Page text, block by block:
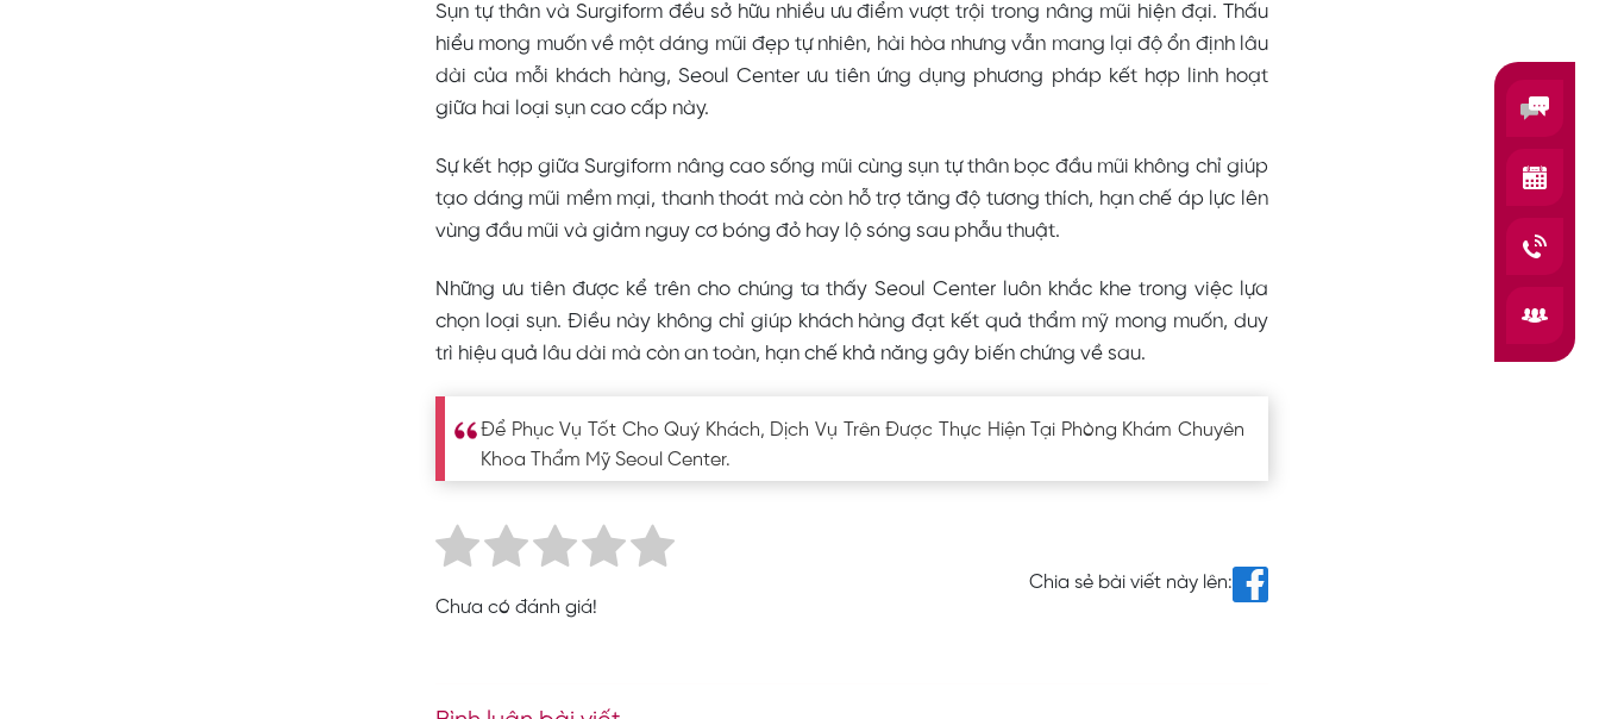
Sụn tự thân và Surgiform đều sở hữu nhiều ưu điểm vượt trội trong nâng mũi hiện đại. Thấu
hiểu mong muốn về một dáng mũi đẹp tự nhiên, hài hòa nhưng vẫn mang lại độ ổn định lâu
dài của mỗi khách hàng, Seoul Center ưu tiên ứng dụng phương pháp kết hợp linh hoạt
giữa hai loại sụn cao cấp này.
Sự kết hợp giữa Surgiform nâng cao sống mũi cùng sụn tự thân bọc đầu mũi không chỉ giúp
tạo dáng mũi mềm mại, thanh thoát mà còn hỗ trợ tăng độ tương thích, hạn chế áp lực lên
vùng đầu mũi và giảm nguy cơ bóng đỏ hay lộ sóng sau phẫu thuật.
Những ưu tiên được kể trên cho chúng ta thấy Seoul Center luôn khắc khe trong việc lựa
chọn loại sụn. Điều này không chỉ giúp khách hàng đạt kết quả thẩm mỹ mong muốn, duy
trì hiệu quả lâu dài mà còn an toàn, hạn chế khả năng gây biến chứng về sau.
Để Phục Vụ Tốt Cho Quý Khách, Dịch Vụ Trên Được Thực Hiện Tại Phòng Khám Chuyên
Khoa Thẩm Mỹ Seoul Center.
Chưa có đánh giá!
Chia sẻ bài viết này lên: